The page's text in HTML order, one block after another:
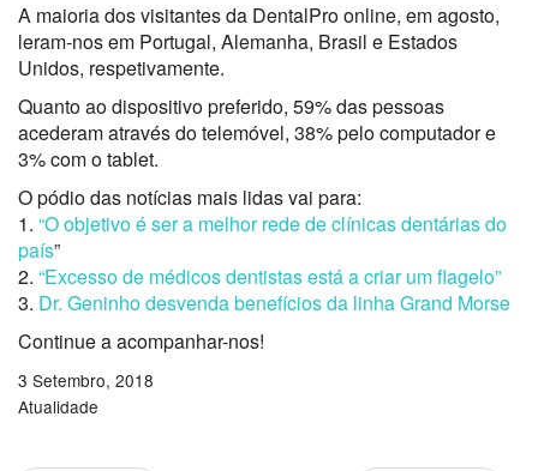
A maioria dos visitantes da DentalPro online, em agosto,
leram-nos em Portugal, Alemanha, Brasil e Estados
Unidos, respetivamente.
Quanto ao dispositivo preferido, 59% das pessoas
acederam através do telemóvel, 38% pelo computador e
3% com o tablet.
O pódio das notícias mais lidas vai para:
1. “O objetivo é ser a melhor rede de clínicas dentárias do
país”
2. “Excesso de médicos dentistas está a criar um flagelo”
3. Dr. Geninho desvenda benefícios da linha Grand Morse
Continue a acompanhar-nos!
3 Setembro, 2018
Atualidade